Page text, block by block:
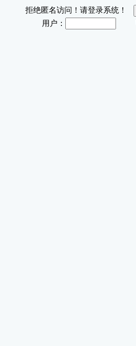
拒绝匿名访问！请登录系统！
用户：